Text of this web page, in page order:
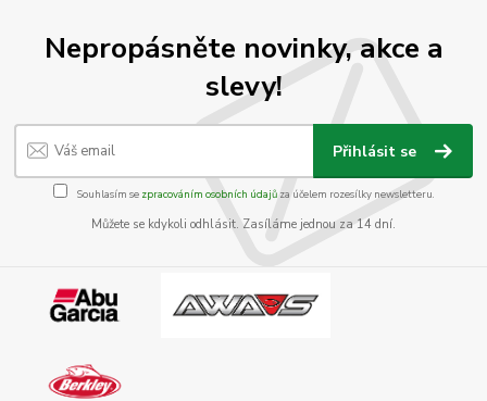
Nepropásněte novinky, akce a
slevy!
Přihlásit se
Souhlasím se zpracováním osobních údajůza účelem rozesílky newsletteru.
Můžete se kdykoli odhlásit. Zasíláme jednou za 14 dní.